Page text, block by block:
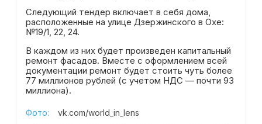
Следующий тендер включает в себя дома,
расположенные на улице Дзержинского в Охе:
№19/1, 22, 24.
В каждом из них будет произведен капитальный
ремонт фасадов. Вместе с оформлением всей
документации ремонт будет стоить чуть более
77 миллионов рублей (с учетом НДС — почти 93
миллиона).
Фото: vk.com/world_in_lens